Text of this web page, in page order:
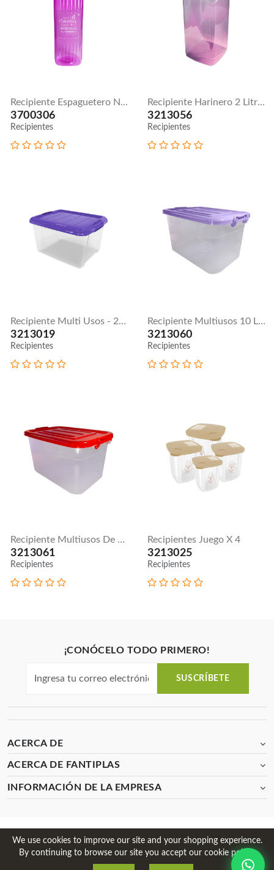
We use cookies to improve our site and your shopping experience.
By continuing to browse our site you accept our cookie policy.
Recipiente Espaguetero N. 2
3700306
Recipientes
Recipiente Harinero 2 Litros
3213056
Recipientes
Recipiente Multi Usos - 22 Litros
3213019
Recipientes
Recipiente Multiusos 10 Litros
3213060
Recipientes
Recipiente Multiusos De 13 Litros
3213061
Recipientes
Recipientes Juego X 4
3213025
Recipientes
¡CONÓCELO TODO PRIMERO!
SUSCRÍBETE
ACERCA DE
ACERCA DE FANTIPLAS
INFORMACIÓN DE LA EMPRESA
2026 Powered by Fantiplas. All Rights Reserved.